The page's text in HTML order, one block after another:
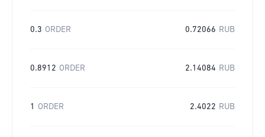
0.3 ORDER 0.72066 RUB
0.8912 ORDER 2.14084 RUB
1 ORDER 2.4022 RUB